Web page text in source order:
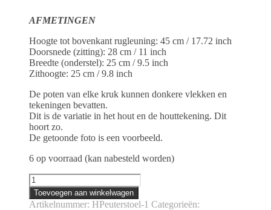
AFMETINGEN
Hoogte tot bovenkant rugleuning: 45 cm / 17.72 inch
Doorsnede (zitting): 28 cm / 11 inch
Breedte (onderstel): 25 cm / 9.5 inch
Zithoogte: 25 cm / 9.8 inch
De poten van elke kruk kunnen donkere vlekken en
tekeningen bevatten.
Dit is de variatie in het hout en de houttekening. Dit
hoort zo.
De getoonde foto is een voorbeeld.
6 op voorraad (kan nabesteld worden)
Peuterstoel
-
Haakpret
Toevoegen aan winkelwagen
Artikelnummer: HPeuterstoel-1 Categorieën: